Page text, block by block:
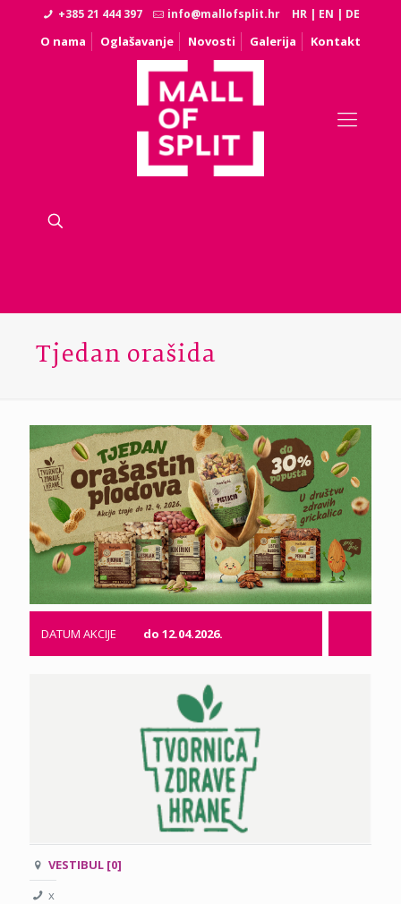
+385 21 444 397 info@mallofsplit.hr HR | EN | DE
O nama Oglašavanje Novosti Galerija Kontakt
Tjedan orašida
DATUM AKCIJE do 12.04.2026.
VESTIBUL [0]
x